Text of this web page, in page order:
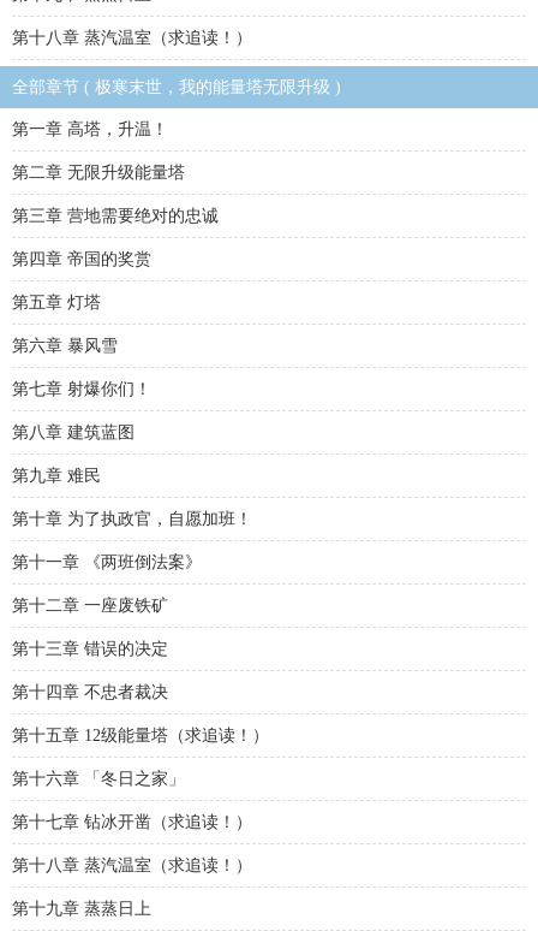
第十八章 蒸汽温室（求追读！）
全部章节 ( 极寒末世，我的能量塔无限升级 )
第一章 高塔，升温！
第二章 无限升级能量塔
第三章 营地需要绝对的忠诚
第四章 帝国的奖赏
第五章 灯塔
第六章 暴风雪
第七章 射爆你们！
第八章 建筑蓝图
第九章 难民
第十章 为了执政官，自愿加班！
第十一章 《两班倒法案》
第十二章 一座废铁矿
第十三章 错误的决定
第十四章 不忠者裁决
第十五章 12级能量塔（求追读！）
第十六章 「冬日之家」
第十七章 钻冰开凿（求追读！）
第十八章 蒸汽温室（求追读！）
第十九章 蒸蒸日上